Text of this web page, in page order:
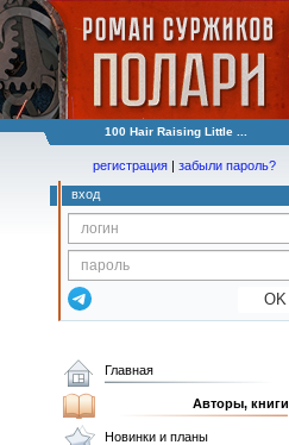
100 Hair Raising Little ...
регистрация | забыли пароль?
вход
OK
Главная
Авторы, книги
Новинки и планы